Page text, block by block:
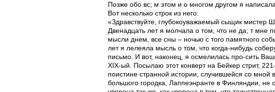
Позже обо вс; м этом и о многом другом я
Вот несколько строк из него:
«Здравствуйте, глубокоуважаемый сыщик мистер
Двенадцать лет я молчала о том, что не да; т мне
мысли днем, все сны – ночью с того памятного
лет я лелеяла мысль о том, что когда-нибудь
письмо. И вот, наконец, я осмелилась про-сить
XIX-ый. Посылаю этот конверт на Бейкер стрит,
поистине странной истории, случившейся со мной
большого городка, Лаппеэнранте в Финляндии, не